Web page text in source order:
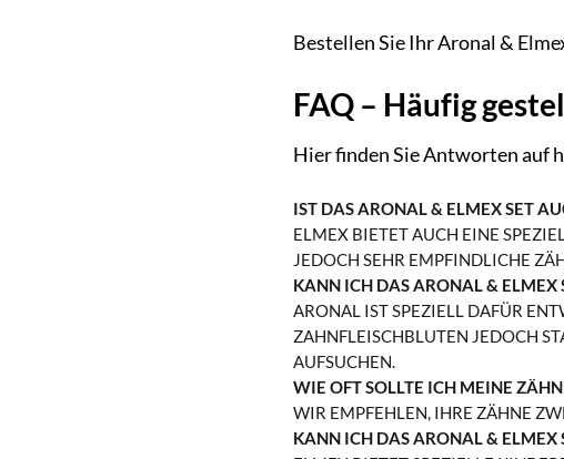
Bestellen Sie Ihr Aronal &
FAQ – Häufig
Hier finden Sie Antworten auf
IST DAS ARONAL & ELMEX SET
ELMEX BIETET AUCH EINE
JEDOCH SEHR EMPFINDLICHE
KANN ICH DAS ARONAL & ELMEX
ARONAL IST SPEZIELL DAFÜR
ZAHNFLEISCHBLUTEN JEDOCH
AUFSUCHEN.
WIE OFT SOLLTE ICH MEINE
WIR EMPFEHLEN, IHRE ZÄHNE
KANN ICH DAS ARONAL & ELMEX